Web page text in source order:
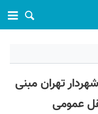
تهران مبنی
عمومی